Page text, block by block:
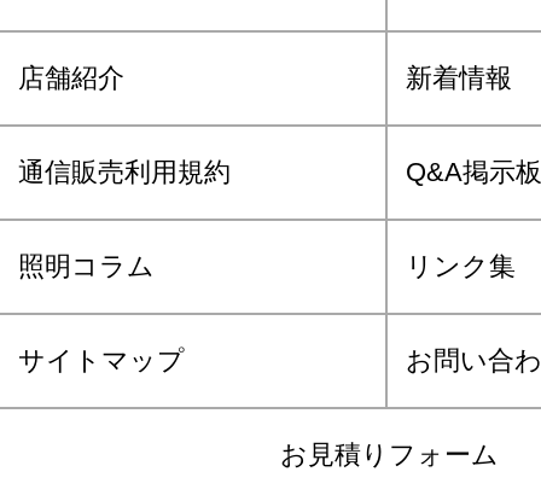
店舗紹介 新着情報
通信販売利用規約 Q&A掲示板
照明コラム リンク集
サイトマップ お問い合
お見積りフォーム